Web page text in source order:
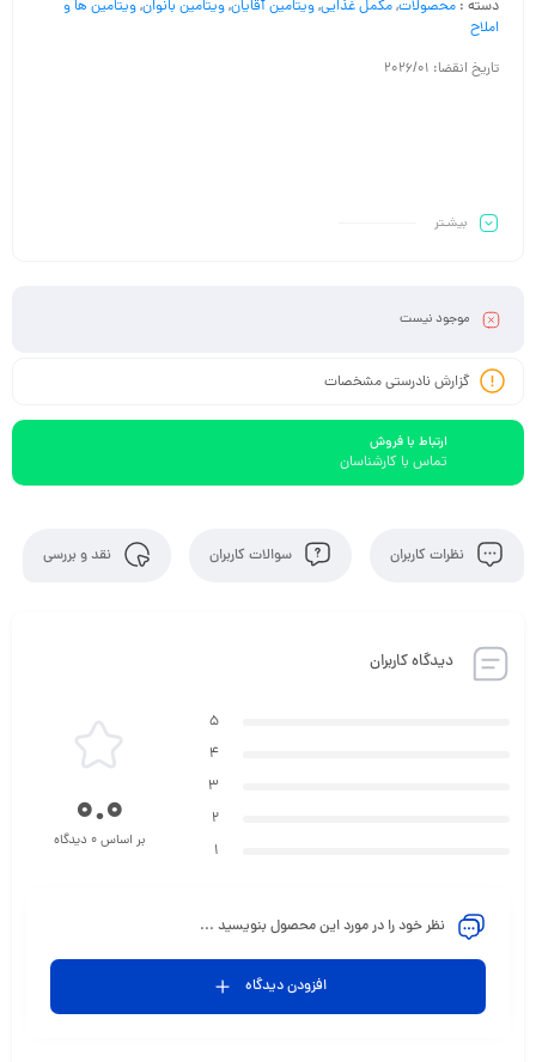
دسته : محصولات,مکمل غذایی,ویتامین آقایان,ویتامین بانوان,ویتامین ها و
املاح
تاریخ انقضا: 2026/01
بیشـتر
موجود نیست
گزارش نادرستی مشخصات
ارتباط با فروش
تماس با کارشناسان
نظرات کاربران سوالات کاربران نقد و بررسی
دیدگاه کاربران
5
4
3
2
1
0.0
بر اساس 0 دیدگاه
نظر خود را در مورد این محصول بنویسید ...
افزودن دیدگاه